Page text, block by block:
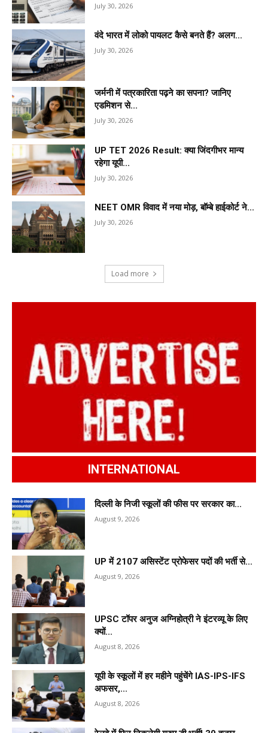
July 30, 2026
वंदे भारत में लोको पायलट कैसे बनते हैं? अलग...
July 30, 2026
जर्मनी में पत्रकारिता पढ़ने का सपना? जानिए
एडमिशन से...
July 30, 2026
UP TET 2026 Result: क्या जिंदगीभर मान्य
रहेगा यूपी...
July 30, 2026
NEET OMR विवाद में नया मोड़, बॉम्बे हाईकोर्ट ने...
July 30, 2026
Load more
INTERNATIONAL
दिल्ली के निजी स्कूलों की फीस पर सरकार का...
August 9, 2026
UP में 2107 असिस्टेंट प्रोफेसर पदों की भर्ती से...
August 9, 2026
UPSC टॉपर अनुज अग्निहोत्री ने इंटरव्यू के लिए
क्यों...
August 8, 2026
यूपी के स्कूलों में हर महीने पहुंचेंगे IAS-IPS-IFS
अफसर,...
August 8, 2026